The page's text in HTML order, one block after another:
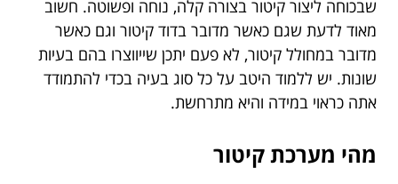
שבכוחה ליצור קיטור בצורה קלה, נוחה ופשוטה. חשוב
מאוד לדעת שגם כאשר מדובר בדוד קיטור וגם כאשר
מדובר במחולל קיטור, לא פעם יתכן שייווצרו בהם בעיות
שונות. יש ללמוד היטב על כל סוג בעיה בכדי להתמודד
אתה כראוי במידה והיא מתרחשת.
מהי מערכת קיטור